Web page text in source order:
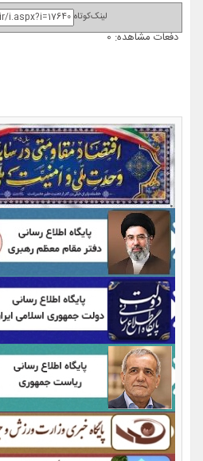
لینک‌کوتاه
دفعات مشاهده: 0